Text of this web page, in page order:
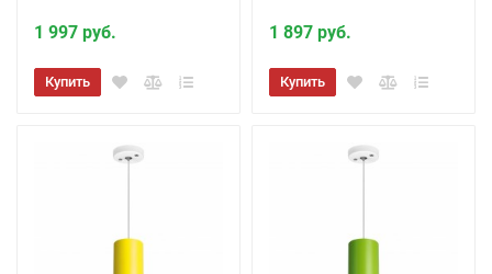
1 997 руб.
Купить
1 897 руб.
Купить